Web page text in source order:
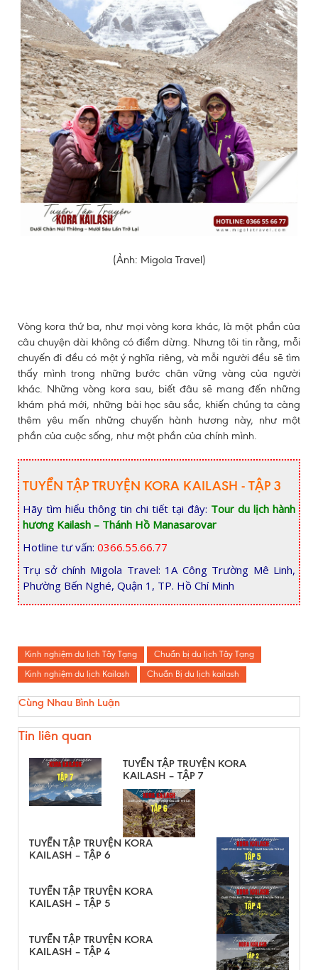
(Ảnh: Migola Travel)
Vòng kora thứ ba, như mọi vòng kora khác, là một phần của
câu chuyện dài không có điểm dừng. Nhưng tôi tin rằng, mỗi
chuyến đi đều có một ý nghĩa riêng, và mỗi người đều sẽ tìm
thấy mình trong những bước chân vững vàng của người
khác. Những vòng kora sau, biết đâu sẽ mang đến những
khám phá mới, những bài học sâu sắc, khiến chúng ta càng
thêm yêu mến những chuyến hành hương này, như một
phần của cuộc sống, như một phần của chính mình.
TUYỂN TẬP TRUYỆN KORA KAILASH - TẬP 3
Hãy tìm hiểu thông tin chi tiết tại đây: Tour du lịch hành
hương Kailash – Thánh Hồ Manasarovar
Hotline tư vấn: 0366.55.66.77
Trụ sở chính Migola Travel: 1A Công Trường Mê Linh,
Phường Bến Nghé, Quận 1, TP. Hồ Chí Minh
Kinh nghiệm du lịch Tây Tạng
Chuẩn bị du lịch Tây Tạng
Kinh nghiệm du lịch Kailash
Chuẩn Bị du lịch kailash
Cùng Nhau Bình Luận
Tin liên quan
TUYỂN TẬP TRUYỆN KORA
KAILASH – TẬP 7
TUYỂN TẬP TRUYỆN KORA
KAILASH – TẬP 6
TUYỂN TẬP TRUYỆN KORA
KAILASH – TẬP 5
TUYỂN TẬP TRUYỆN KORA
KAILASH – TẬP 4